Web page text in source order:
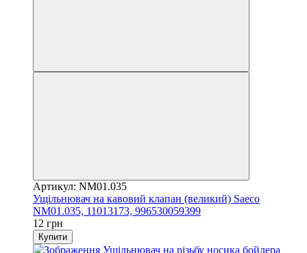
Артикул: NM01.035
Ущільнювач на кавовий клапан (великий) Saeco
NM01.035, 11013173, 996530059399
12 грн
Купити